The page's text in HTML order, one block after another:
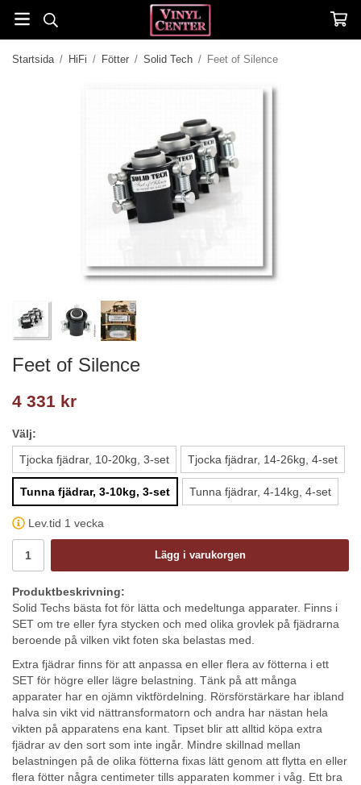
Startsida / HiFi / Fötter / Solid Tech / Feet of Silence
Feet of Silence
4 331 kr
Välj:
Tjocka fjädrar, 10-20kg, 3-set
Tjocka fjädrar, 14-26kg, 4-set
Tunna fjädrar, 3-10kg, 3-set Tunna fjädrar, 4-14kg, 4-set
Lev.tid 1 vecka
Lägg i varukorgen
Produktbeskrivning:
Solid Techs bästa fot för lätta och medeltunga apparater. Finns i
SET om tre eller fyra stycken och med olika grovlek på fjädrarna
beroende på vilken vikt foten ska belastas med.
Extra fjädrar finns för att anpassa en eller flera av fötterna i ett
SET för högre eller lägre belastning. Tänk på att många
apparater har en ojämn viktfördelning. Rörsförstärkare har ibland
halva sin vikt vid nättransformatorn och andra har nästan hela
vikten på apparatens ena kant. Tipset blir att alltid köpa extra
fjädrar av den sort som inte ingår. Mindre skillnad mellan
belastningen på de olika fötterna fixas lätt genom att flytta en eller
flera fötter några centimeter tills apparaten kommer i våg. Ett bra